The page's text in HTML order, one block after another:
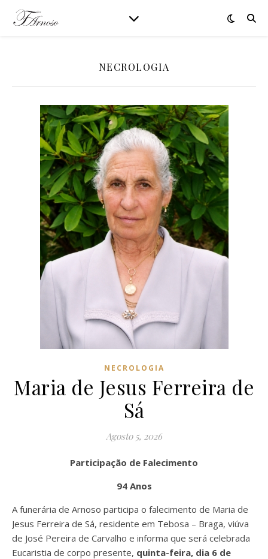
NECROLOGIA
NECROLOGIA
Maria de Jesus Ferreira de
Sá
Agosto 5, 2026
Participação de Falecimento
94 Anos
A funerária de Arnoso participa o falecimento de Maria de
Jesus Ferreira de Sá, residente em Tebosa – Braga, viúva
de José Pereira de Carvalho e informa que será celebrada
Eucaristia de corpo presente, quinta-feira, dia 6 de